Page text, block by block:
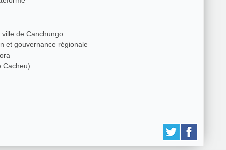
de Canchungo
et gouvernance régionale
Cacheu)